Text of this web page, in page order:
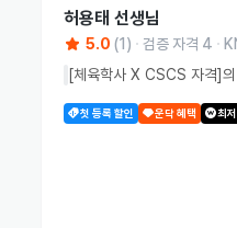
허용태 선생님
5.0 (1) 검증 자격 4
[체육학사 X CSCS 자격]
첫 등록 할인 운닥 혜택 최